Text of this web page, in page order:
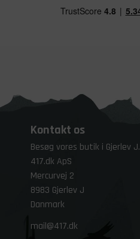
Kontakt os
Besøg vores butik i Gjerlev J.
417.dk ApS
Mercurvej 2
8983 Gjerlev J
Danmark
mail@417.dk